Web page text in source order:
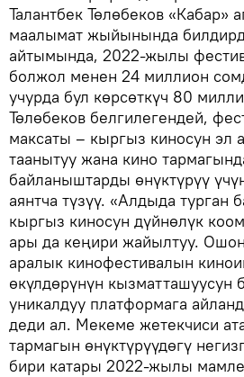
Талантбек Төлөбеков «Кабар»
маалымат жыйынында
айтымында, 2022-жылы
болжол менен 24 миллион
учурда бул көрсөткүч 80
Төлөбеков белгилегендей,
максаты – кыргыз киносун эл
таанытуу жана кино
байланыштарды өнүктүрүү
аянтча түзүү. «Алдыда турган
кыргыз киносун дүйнөлүк
ары да кеңири жайылтуу.
аралык кинофестивалын
өкүлдөрүнүн кызматташуусун
уникалдуу платформага
деди ал. Мекеме жетекчиси
тармагын өнүктүрүүдөгү
бири катары 2022-жылы